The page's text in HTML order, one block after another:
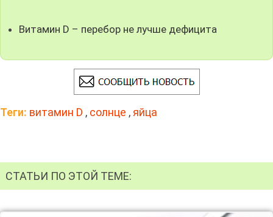
Витамин D – перебор не лучше дефицита
Теги: витамин D , солнце , яйца
СТАТЬИ ПО ЭТОЙ ТЕМЕ: